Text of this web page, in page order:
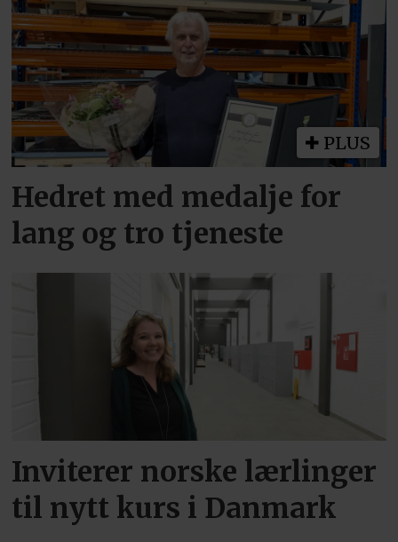
PLUS
Hedret med medalje for
lang og tro tjeneste
Inviterer norske lærlinger
til nytt kurs i Danmark